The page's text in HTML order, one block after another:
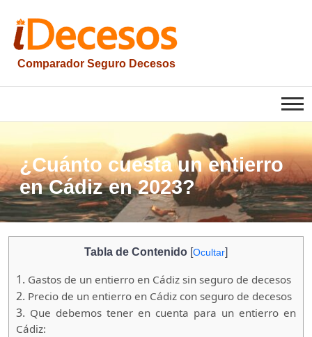
contenido
Comparador Seguro Decesos
iesquelas
¿Cuánto cuesta un entierro
en Cádiz en 2023?
Tabla de Contenido [Ocultar]
1. Gastos de un entierro en Cádiz sin seguro de decesos
2. Precio de un entierro en Cádiz con seguro de decesos
3. Que debemos tener en cuenta para un entierro en
Cádiz: